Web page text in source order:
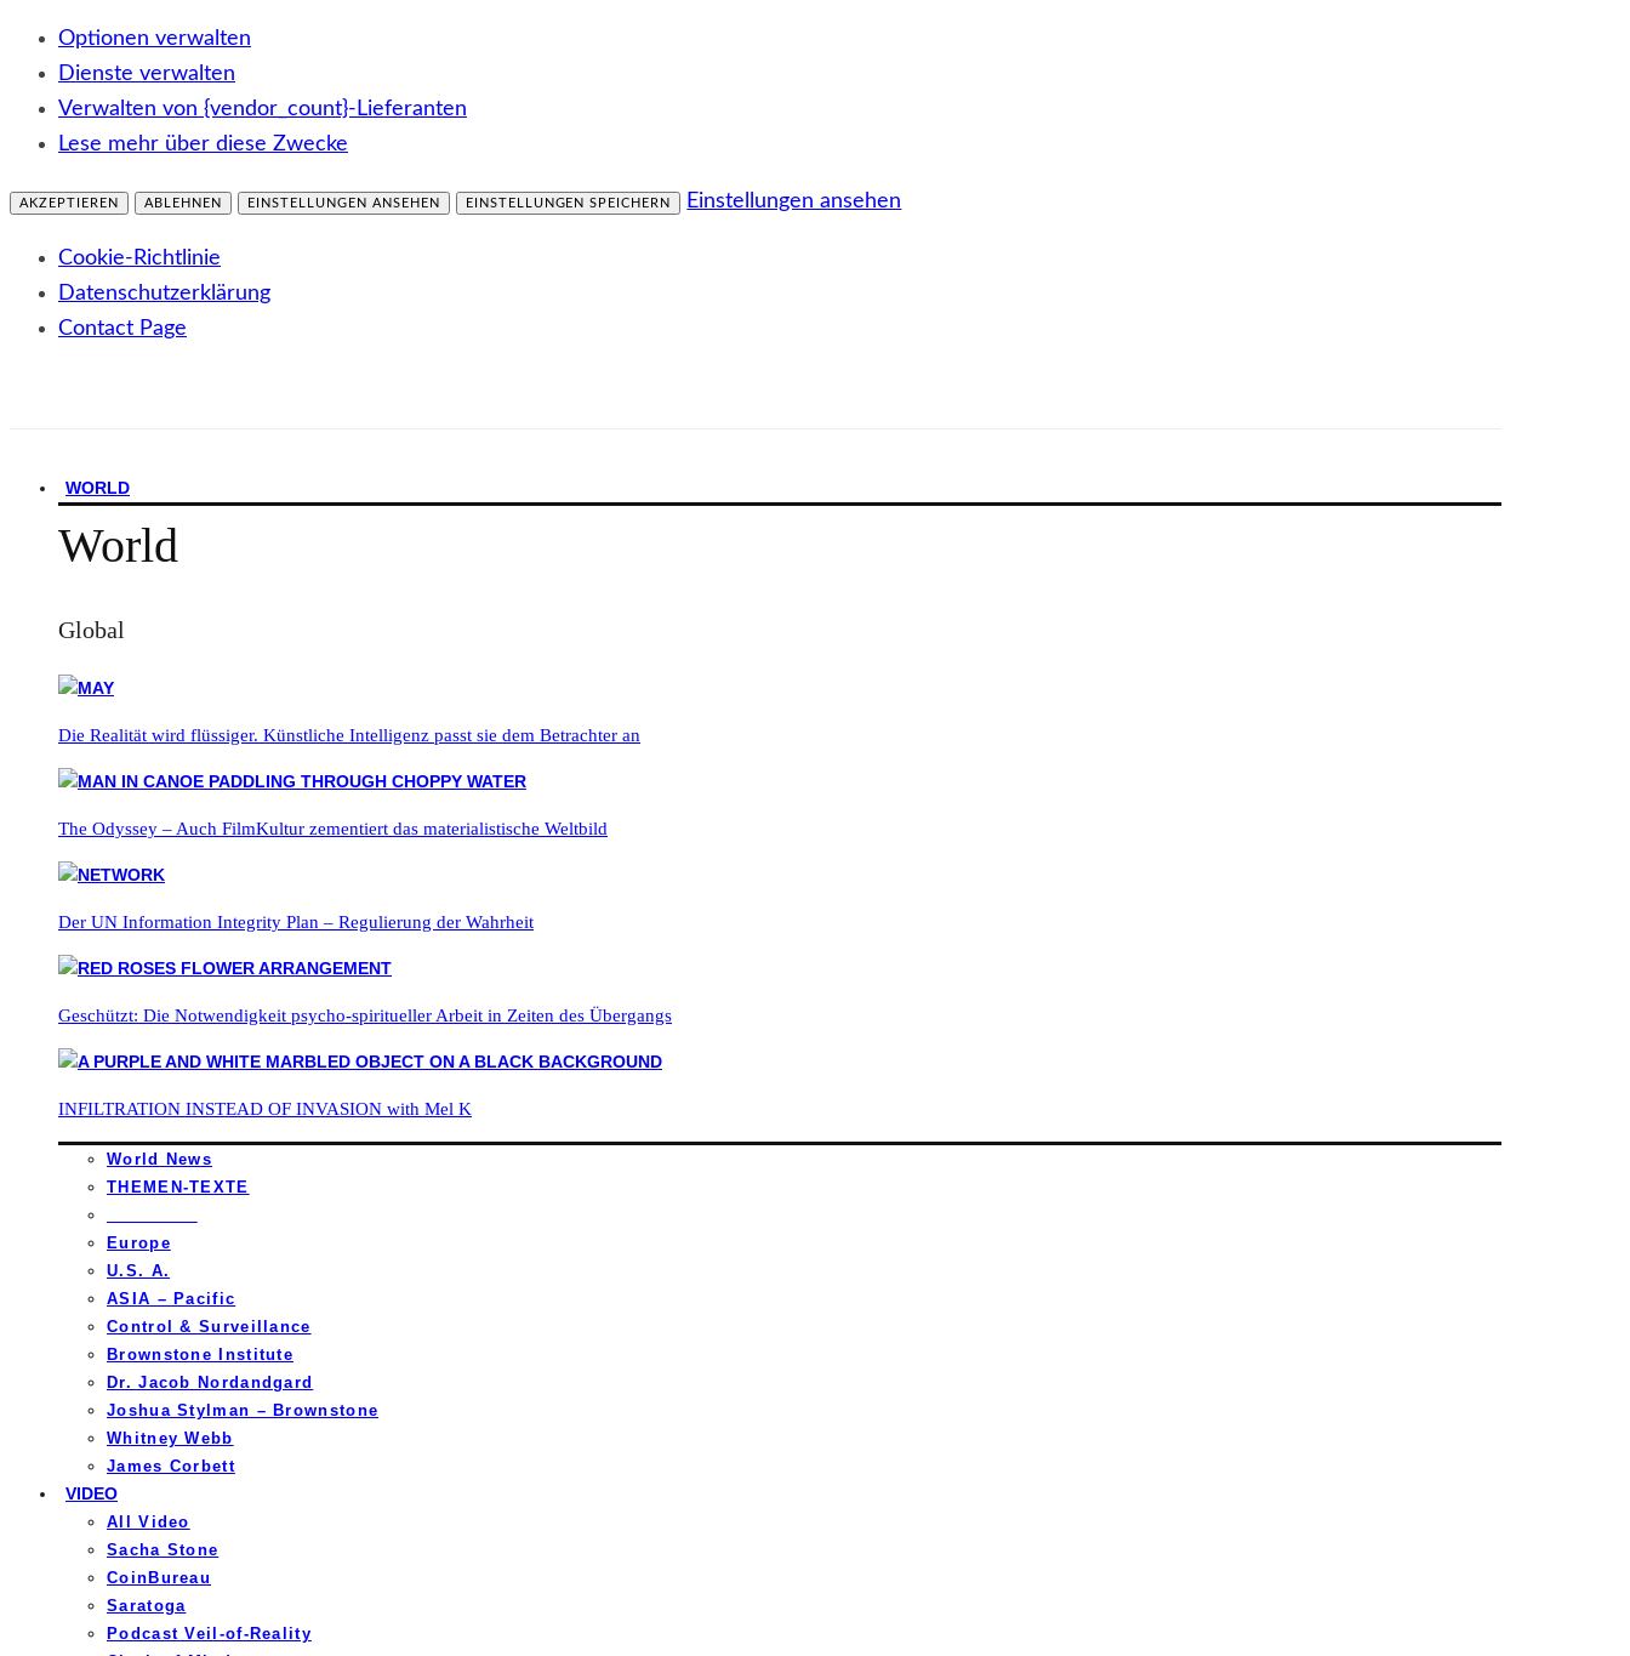
Optionen verwalten
Dienste verwalten
Verwalten von {vendor_count}-Lieferanten
Lese mehr über diese Zwecke
AKZEPTIEREN ABLEHNEN EINSTELLUNGEN ANSEHEN EINSTELLUNGEN SPEICHERN Einstellungen ansehen
Cookie-Richtlinie
Datenschutzerklärung
Contact Page
WORLD
World
Global
Die Realität wird flüssiger. Künstliche Intelligenz passt sie dem Betrachter an
The Odyssey – Auch FilmKultur zementiert das materialistische Weltbild
Der UN Information Integrity Plan – Regulierung der Wahrheit
Geschützt: Die Notwendigkeit psycho-spiritueller Arbeit in Zeiten des Übergangs
INFILTRATION INSTEAD OF INVASION with Mel K
World News
THEMEN-TEXTE
Europe
U.S. A.
ASIA – Pacific
Control & Surveillance
Brownstone Institute
Dr. Jacob Nordandgard
Joshua Stylman – Brownstone
Whitney Webb
James Corbett
VIDEO
All Video
Sacha Stone
CoinBureau
Saratoga
Podcast Veil-of-Reality